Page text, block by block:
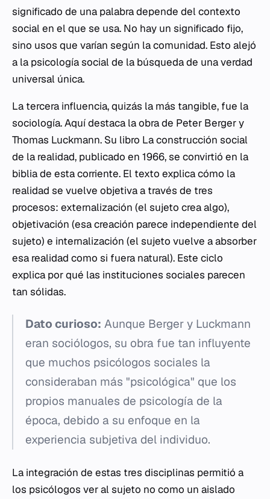
significado de una palabra depende del contexto
social en el que se usa. No hay un significado fijo,
sino usos que varían según la comunidad. Esto alejó
a la psicología social de la búsqueda de una verdad
universal única.
La tercera influencia, quizás la más tangible, fue la
sociología. Aquí destaca la obra de Peter Berger y
Thomas Luckmann. Su libro La construcción social
de la realidad, publicado en 1966, se convirtió en la
biblia de esta corriente. El texto explica cómo la
realidad se vuelve objetiva a través de tres
procesos: externalización (el sujeto crea algo),
objetivación (esa creación parece independiente del
sujeto) e internalización (el sujeto vuelve a absorber
esa realidad como si fuera natural). Este ciclo
explica por qué las instituciones sociales parecen
tan sólidas.
Dato curioso: Aunque Berger y Luckmann
eran sociólogos, su obra fue tan influyente
que muchos psicólogos sociales la
consideraban más "psicológica" que los
propios manuales de psicología de la
época, debido a su enfoque en la
experiencia subjetiva del individuo.
La integración de estas tres disciplinas permitió a
los psicólogos ver al sujeto no como un aislado